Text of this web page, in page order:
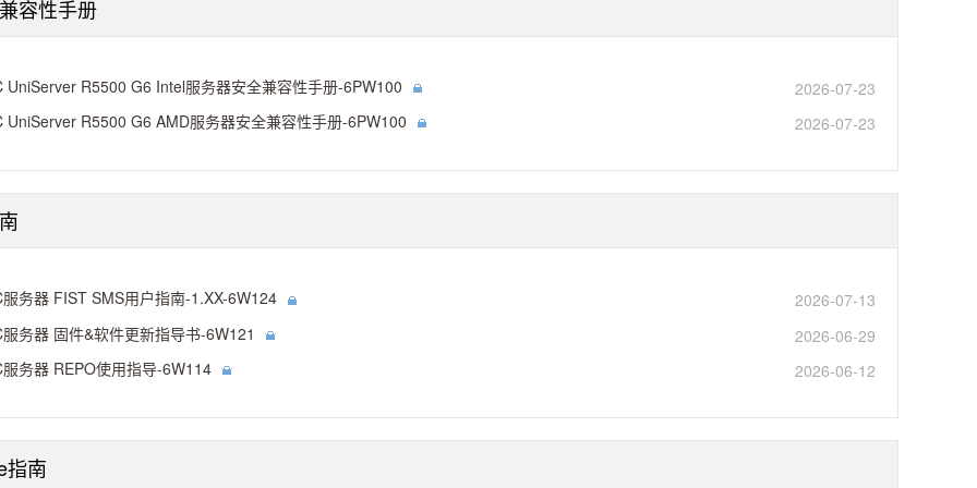
容性手册
UniServer R5500 G6 Intel服务器安全兼容性手册-6PW100
2026-07-23
UniServer R5500 G6 AMD服务器安全兼容性手册-6PW100
2026-07-23
务器 FIST SMS用户指南-1.XX-6W124
2026-07-13
务器 固件&软件更新指导书-6W121
2026-06-29
务器 REPO使用指导-6W114
2026-06-12
指南